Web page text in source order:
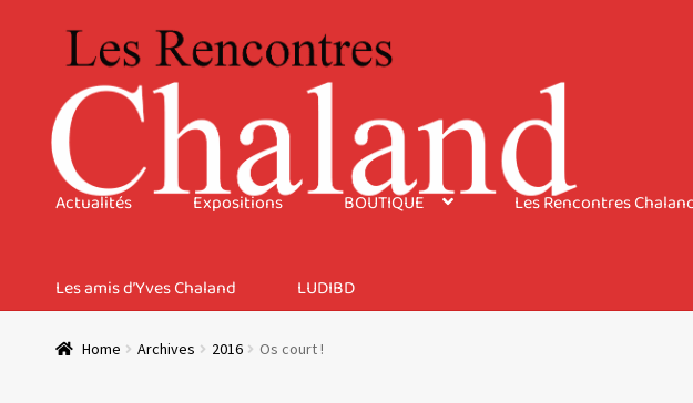
navigation
contenu
Actualités Expositions BOUTIQUE Les Rencontres
Les amis d’Yves Chaland LUDIBD
Home Archives 2016 Os court !